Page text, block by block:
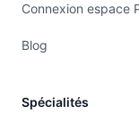
Connexion espace
Blog
Spécialités